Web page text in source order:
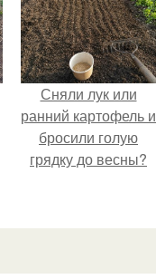
Сняли лук или
ранний картофель и
бросили голую
грядку до весны?